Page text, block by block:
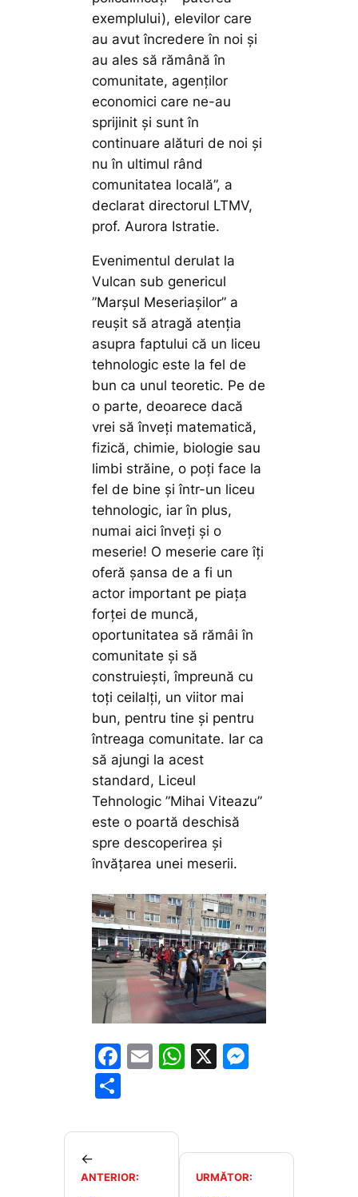
exemplului), elevilor care
au avut încredere în noi și
au ales să rămână în
comunitate, agenților
economici care ne-au
sprijinit și sunt în
continuare alături de noi și
nu în ultimul rând
comunitatea locală”, a
declarat directorul LTMV,
prof. Aurora Istratie.
Evenimentul derulat la
Vulcan sub genericul
”Marșul Meseriașilor” a
reușit să atragă atenția
asupra faptului că un liceu
tehnologic este la fel de
bun ca unul teoretic. Pe de
o parte, deoarece dacă
vrei să înveți matematică,
fizică, chimie, biologie sau
limbi străine, o poți face la
fel de bine și într-un liceu
tehnologic, iar în plus,
numai aici înveți și o
meserie! O meserie care îți
oferă șansa de a fi un
actor important pe piața
forței de muncă,
oportunitatea să rămâi în
comunitate și să
construiești, împreună cu
toți ceilalți, un viitor mai
bun, pentru tine și pentru
întreaga comunitate. Iar ca
să ajungi la acest
standard, Liceul
Tehnologic ”Mihai Viteazu”
este o poartă deschisă
spre descoperirea și
învățarea unei meserii.
F
e
o
E
l
W
A
p
X
e
n
ta
a
←
ANTERIOR: URMĂTOR: